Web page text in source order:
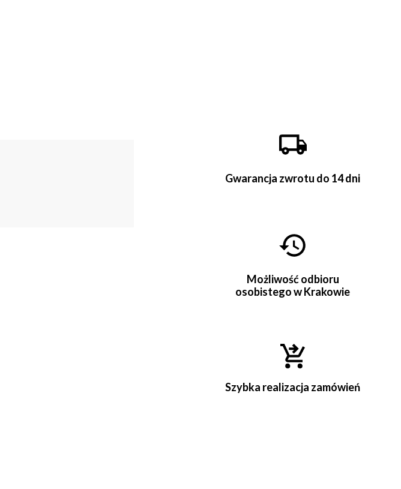
Gwarancja zwrotu do 14 dni
Możliwość odbioru
osobistego w Krakowie
Szybka realizacja zamówień